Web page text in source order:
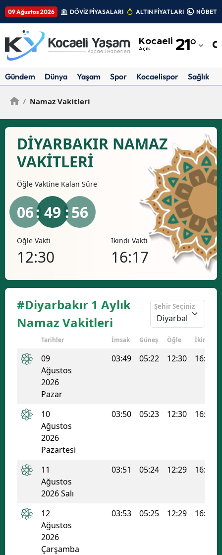
09 Ağustos 2026 DÖVİZ PİYASALARI ALTIN FİYATLARI
Kocaeli
Açık 21°
Adıyaman
Antalya
Artvin
Aydın
Balıkesir
Bilecik
Burdur
Çanakkale
Denizli
Erzurum
Gündem Dünya Yaşam Spor Kocaelispor Sağlık
/ Namaz Vakitleri
DIYARBAKIR NAMAZ
VAKİTLERİ
Öğle Vaktine Kalan Süre
06: 49 :55
Öğle Vakti
12:30
İkindi Vakti
16:17
#Diyarbakır 1 Aylık
Namaz Vakitleri
Şehir Seçiniz
Tarihler İmsak Güneş Öğle İkindi
09
Ağustos
2026
Pazar
03:49 05:22 12:30 16:17
10
Ağustos
2026
Pazartesi
03:50 05:23 12:30 16:17
11
Ağustos
2026 Salı
03:51 05:24 12:29 16:16
12
Ağustos
2026
Çarşamba
03:53 05:25 12:29 16:16